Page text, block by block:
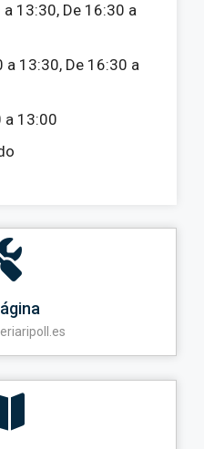
a 13:30, De 16:30 a
a 13:30, De 16:30 a
a 13:00